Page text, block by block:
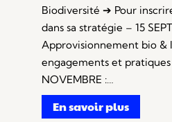
Biodiversité ➔ Pour
dans sa stratégie – 15
Approvisionnement bio
engagements et pratiques
NOVEMBRE :…
En savoir plus